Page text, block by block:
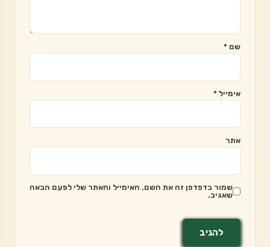
שם *
אימייל *
אתר
שמור בדפדפן זה את השם, האימייל והאתר שלי לפעם הבאה
שאגיב.